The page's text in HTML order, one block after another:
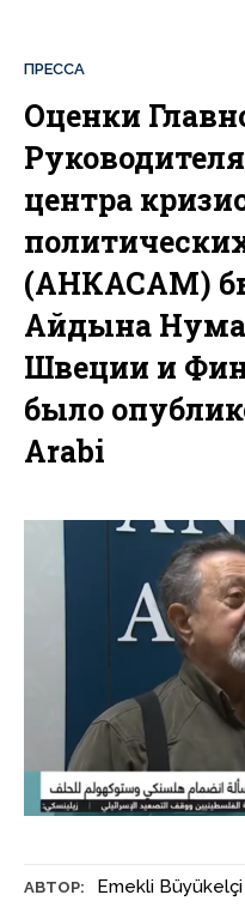
АВТОР: Emekli Büyükelçi
ПРЕССА
Оценки
центра
(АНКАСАМ)
Айдына
Швеции и
было
Arabi